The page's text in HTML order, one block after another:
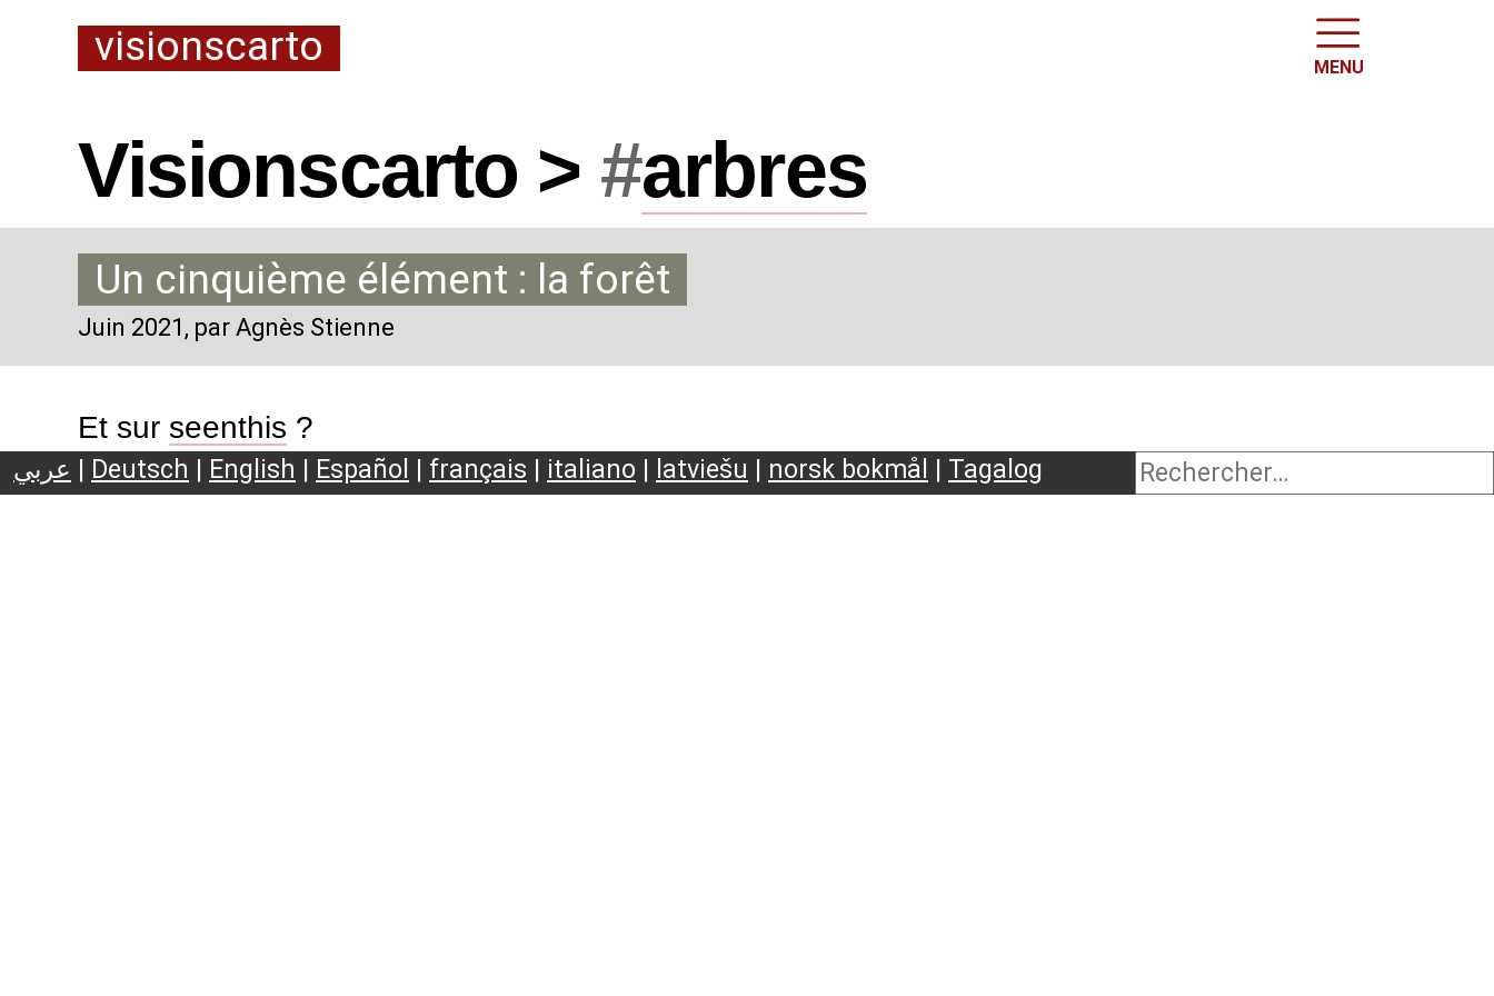
visionscarto MENU
Visionscarto > #arbres
Un cinquième élément : la forêt
Juin 2021 , par Agnès Stienne
Et sur seenthis ?
عربي | Deutsch | English | Español | français | italiano | latviešu | norsk bokmål | Tagalog